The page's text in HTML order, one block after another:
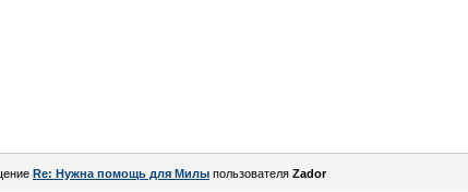
Re: Нужна помощь для Милы пользователя Zador